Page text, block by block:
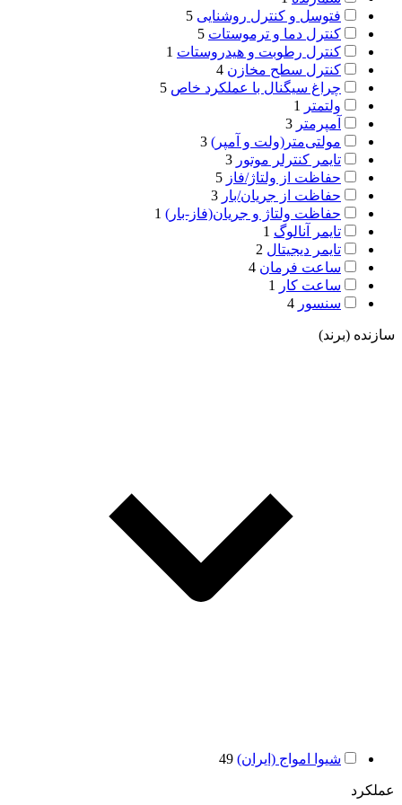
فتوسل و کنترل روشنایی 5
کنترل دما و ترموستات 5
کنترل رطوبت و هیدروستات 1
کنترل سطح مخازن 4
چراغ سیگنال با عملکرد خاص 5
ولتمتر
1
آمپرمتر 3
مولتی‌متر(ولت و آمپر) 3
تایمر کنترلر موتور 3
حفاظت از ولتاژ/فاز 5
حفاظت از جریان/بار 3
حفاظت ولتاژ و جریان(فاز-بار) 1
تایمر آنالوگ 1
تایمر دیجیتال 2
ساعت فرمان 4
ساعت کار
1
سنسور 4
سازنده (برند)
شیوا امواج (ایران) 49
عملکرد